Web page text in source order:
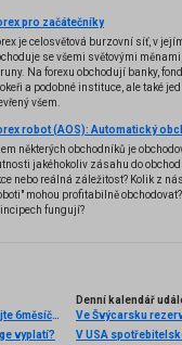
pro začátečníky
je celosvětová burzovní síť, v
se všemi světovými
Na forexu obchodují banky,
a podobné instituce, ale také
všem.
některých obchodníků je
jakéhokoliv zásahu do
nebo reálná záležitost? Kolik z
mohou profitabilně
fungují?
🚀 FXstreet.cz & eToro přinášejí exkluzivní akci: Získejte 6měsíční členství ve VIP zóně ZDARMA
vyplatí?
Denní kalendář
Ve Švýcarsku
V USA